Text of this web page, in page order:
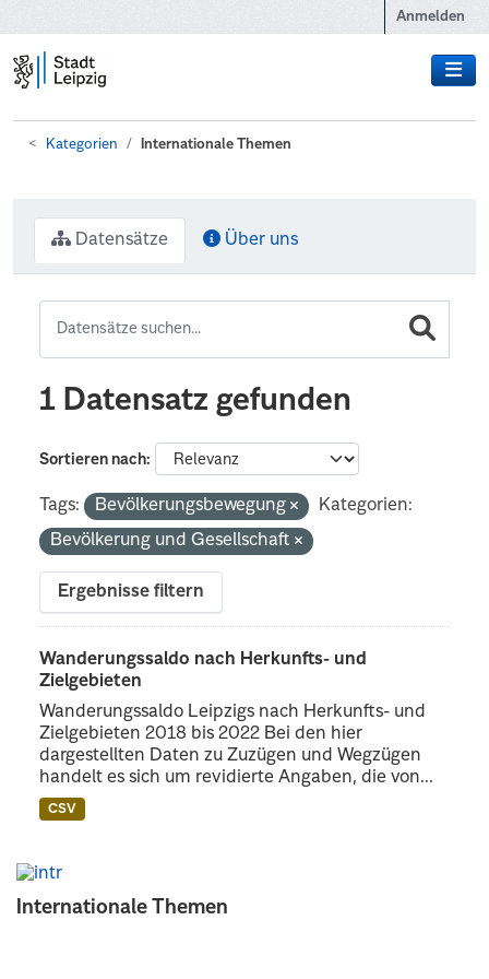
Anmelden
Kategorien Internationale Themen
Internationale Themen
Datensätze Über uns
1 Datensatz gefunden
Sortieren nach
Tags: Bevölkerungsbewegung
Kategorien:
Bevölkerung und Gesellschaft
Ergebnisse filtern
Wanderungssaldo nach Herkunfts- und
Zielgebieten
Wanderungssaldo Leipzigs nach Herkunfts- und
Zielgebieten 2018 bis 2022 Bei den hier
dargestellten Daten zu Zuzügen und Wegzügen
handelt es sich um revidierte Angaben, die von...
CSV